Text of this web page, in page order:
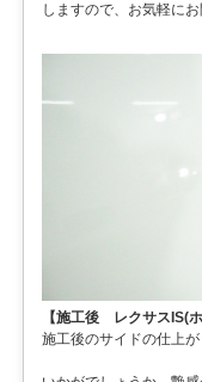
しますので、お気軽に
【施工後 レクサスIS(
施工後のサイドの仕上が